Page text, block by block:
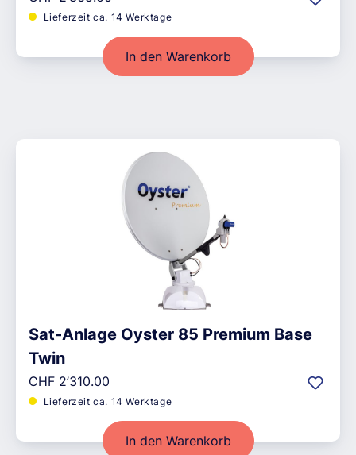
Lieferzeit ca. 14 Werktage
In den Warenkorb
Sat-Anlage Oyster 85 Premium Base
Twin
Regulärer Preis:
CHF 2’310.00
Lieferzeit ca. 14 Werktage
In den Warenkorb